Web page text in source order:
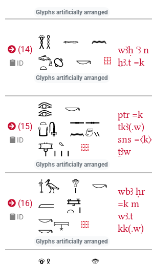
Glyphs artificially arranged
(14)
ID
Glyphs artificially arranged
wꜣḥ ꜥꜣ n
ẖꜣ.t =k
(15)
ID
Glyphs artificially arranged
ptr =k
tkꜣ(.w)
sns =〈k〉
ṯꜣw
(16)
ID
Glyphs artificially arranged
wbꜣ ḥr
=k m
wꜣ.t
kk(.w)